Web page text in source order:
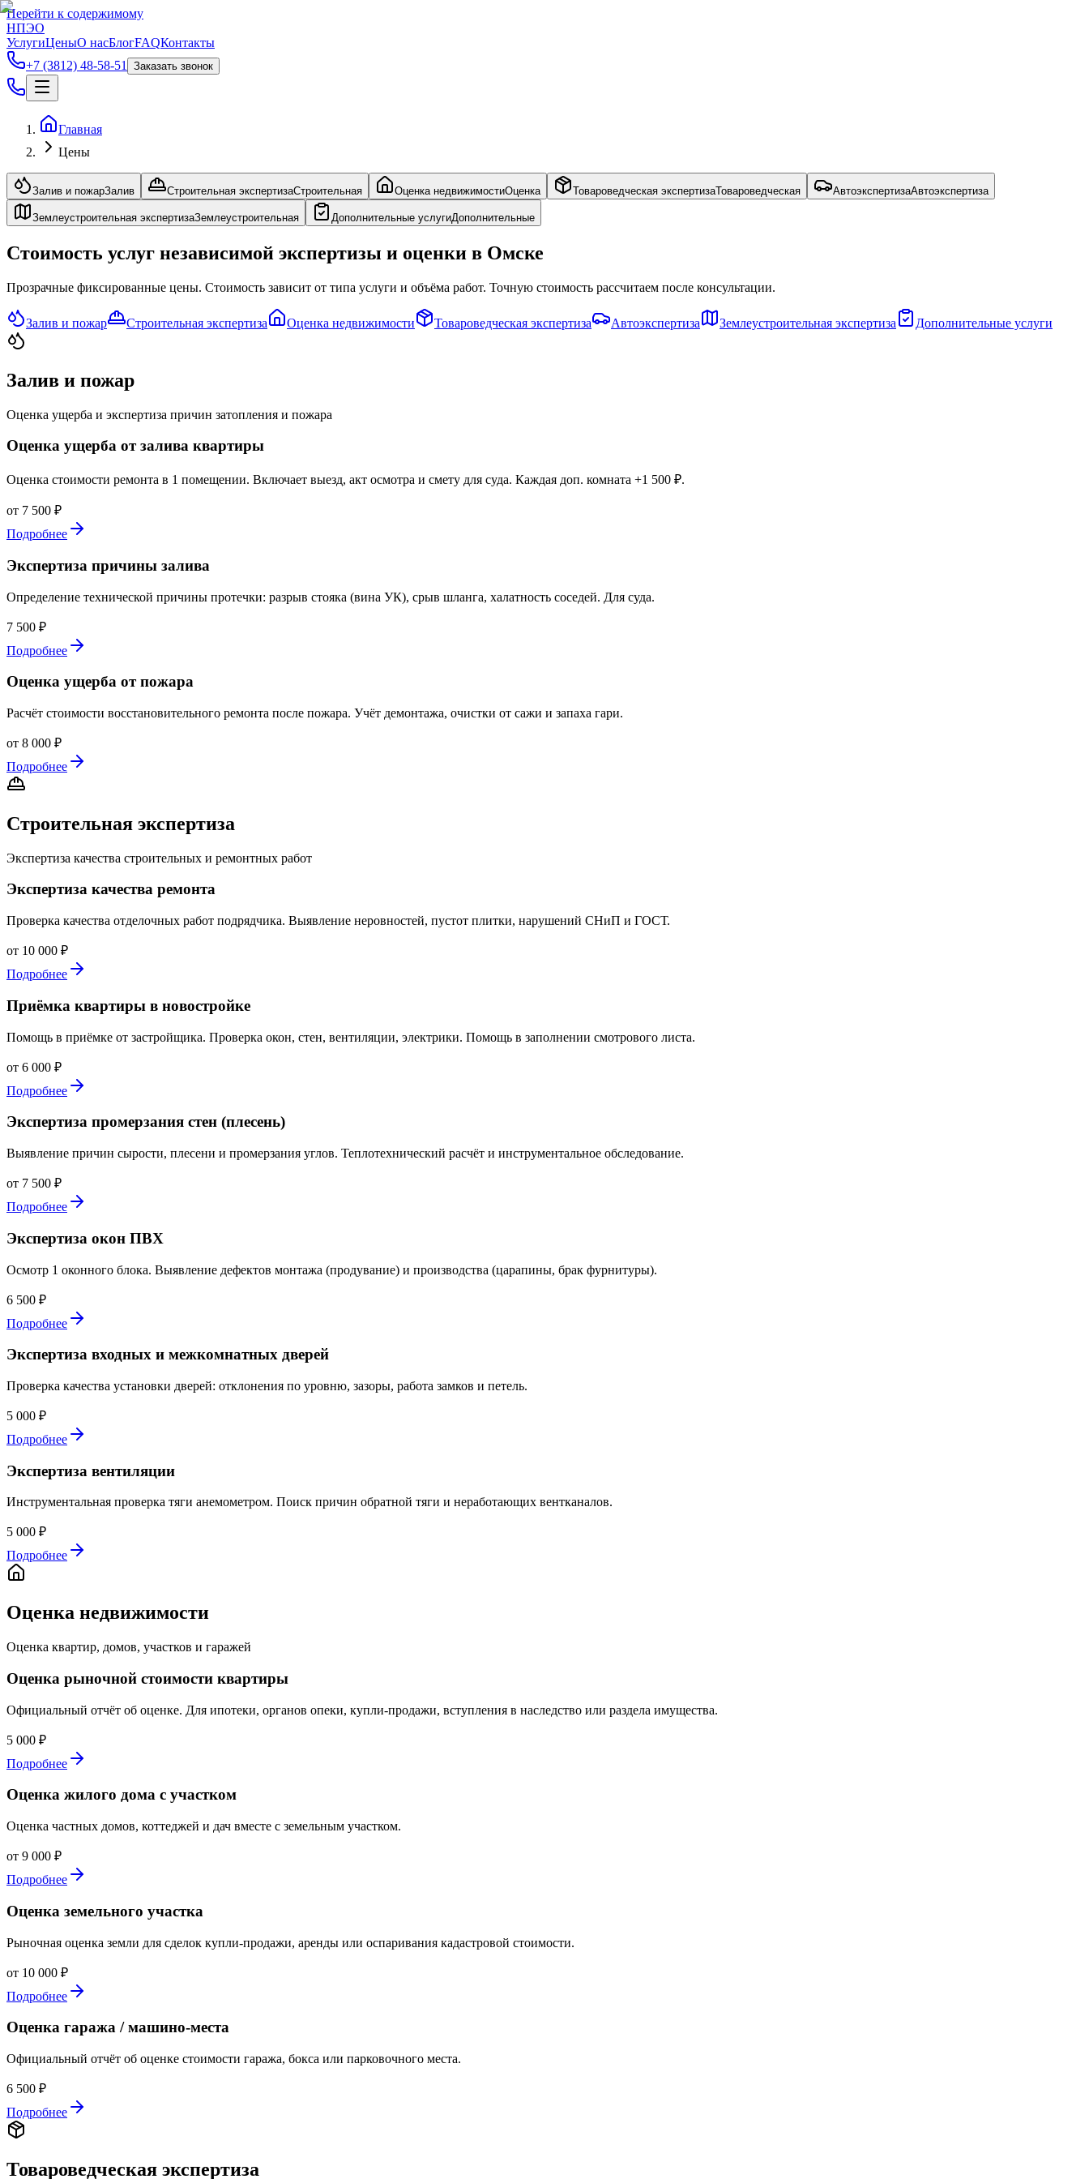
Перейти к содержимому
НПЭО
УслугиЦеныО насБлогFAQКонтакты
+7 (3812) 48-58-51
Заказать звонок
Главная
Цены
Залив и пожарЗалив Строительная экспертизаСтроительная Оценка недвижимостиОценка Товароведческая экспертизаТовароведческая АвтоэкспертизаАвтоэкспертиза
Землеустроительная экспертизаЗемлеустроительная Дополнительные услугиДополнительные
Стоимость услуг независимой экспертизы и оценки в Омске
Прозрачные фиксированные цены. Стоимость зависит от типа услуги и объёма работ. Точную стоимость рассчитаем после консультации.
Залив и пожар Строительная экспертиза Оценка недвижимости Товароведческая экспертиза Автоэкспертиза Землеустроительная экспертиза Дополнительные услуги
Залив и пожар
Оценка ущерба и экспертиза причин затопления и пожара
Оценка ущерба от залива квартиры
Оценка стоимости ремонта в 1 помещении. Включает выезд, акт осмотра и смету для суда. Каждая доп. комната +1 500 ₽.
от 7 500 ₽
Подробнее
Экспертиза причины залива
Определение технической причины протечки: разрыв стояка (вина УК), срыв шланга, халатность соседей. Для суда.
7 500 ₽
Подробнее
Оценка ущерба от пожара
Расчёт стоимости восстановительного ремонта после пожара. Учёт демонтажа, очистки от сажи и запаха гари.
от 8 000 ₽
Подробнее
Строительная экспертиза
Экспертиза качества строительных и ремонтных работ
Экспертиза качества ремонта
Проверка качества отделочных работ подрядчика. Выявление неровностей, пустот плитки, нарушений СНиП и ГОСТ.
от 10 000 ₽
Подробнее
Приёмка квартиры в новостройке
Помощь в приёмке от застройщика. Проверка окон, стен, вентиляции, электрики. Помощь в заполнении смотрового листа.
от 6 000 ₽
Подробнее
Экспертиза промерзания стен (плесень)
Выявление причин сырости, плесени и промерзания углов. Теплотехнический расчёт и инструментальное обследование.
от 7 500 ₽
Подробнее
Экспертиза окон ПВХ
Осмотр 1 оконного блока. Выявление дефектов монтажа (продувание) и производства (царапины, брак фурнитуры).
6 500 ₽
Подробнее
Экспертиза входных и межкомнатных дверей
Проверка качества установки дверей: отклонения по уровню, зазоры, работа замков и петель.
5 000 ₽
Подробнее
Экспертиза вентиляции
Инструментальная проверка тяги анемометром. Поиск причин обратной тяги и неработающих вентканалов.
5 000 ₽
Подробнее
Оценка недвижимости
Оценка квартир, домов, участков и гаражей
Оценка рыночной стоимости квартиры
Официальный отчёт об оценке. Для ипотеки, органов опеки, купли-продажи, вступления в наследство или раздела имущества.
5 000 ₽
Подробнее
Оценка жилого дома с участком
Оценка частных домов, коттеджей и дач вместе с земельным участком.
от 9 000 ₽
Подробнее
Оценка земельного участка
Рыночная оценка земли для сделок купли-продажи, аренды или оспаривания кадастровой стоимости.
от 10 000 ₽
Подробнее
Оценка гаража / машино-места
Официальный отчёт об оценке стоимости гаража, бокса или парковочного места.
6 500 ₽
Подробнее
Товароведческая экспертиза